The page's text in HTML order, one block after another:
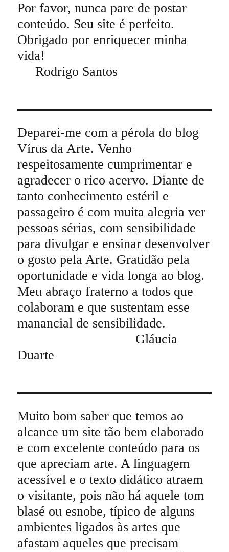
Por favor, nunca pare de postar
conteúdo. Seu site é perfeito.
Obrigado por enriquecer minha
vida!
Rodrigo Santos
Deparei-me com a pérola do blog
Vírus da Arte. Venho
respeitosamente cumprimentar e
agradecer o rico acervo. Diante de
tanto conhecimento estéril e
passageiro é com muita alegria ver
pessoas sérias, com sensibilidade
para divulgar e ensinar desenvolver
o gosto pela Arte. Gratidão pela
oportunidade e vida longa ao blog.
Meu abraço fraterno a todos que
colaboram e que sustentam esse
manancial de sensibilidade.
Gláucia
Duarte
Muito bom saber que temos ao
alcance um site tão bem elaborado
e com excelente conteúdo para os
que apreciam arte. A linguagem
acessível e o texto didático atraem
o visitante, pois não há aquele tom
blasé ou esnobe, típico de alguns
ambientes ligados às artes que
afastam aqueles que precisam